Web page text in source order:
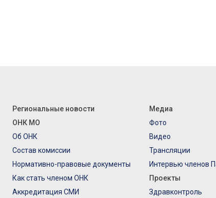
Региональные новости
ОНК МО
Об ОНК
Состав комиссии
Нормативно-правовые документы
Как стать членом ОНК
Аккредитация СМИ
Медиа
Фото
Видео
Трансляции
Интервью членов
Проекты
Здравконтроль